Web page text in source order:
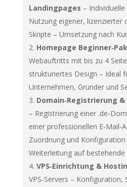
Landingpages –
Nutzung eigener, lizenzierter
Skripte – Umsetzung nach
Homepage
Webauftritts mit bis zu 4
strukturiertes Design – Ideal
Unternehmen, Gründer und
Domain‑Registrierung &
– Registrierung einer
einer professionellen
Zuordnung und
Weiterleitung auf bestehende
VPS‑Einrichtung &
VPS‑Servers – Konfiguration,